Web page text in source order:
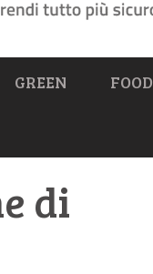
GREEN FOOD
di